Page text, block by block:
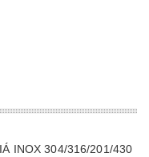
INOX 304/316/201/430